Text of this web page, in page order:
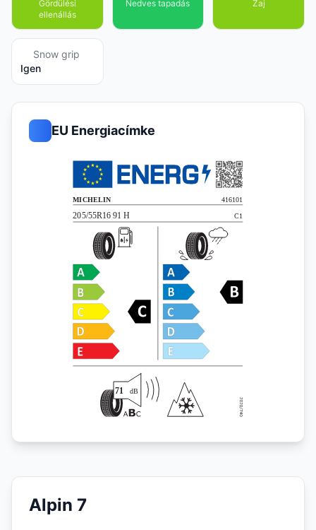
Gördülési
ellenállás
Nedves tapadás Zaj
Snow grip
Igen
EU Energiacímke
Alpin 7